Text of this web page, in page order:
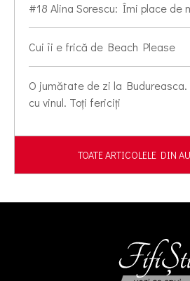
#18 Alina Sorescu: Îmi place de
Cui îi e frică de Beach Please
O jumătate de zi la
cu vinul. Toți fericiți
TOATE ARTICOLELE DIN